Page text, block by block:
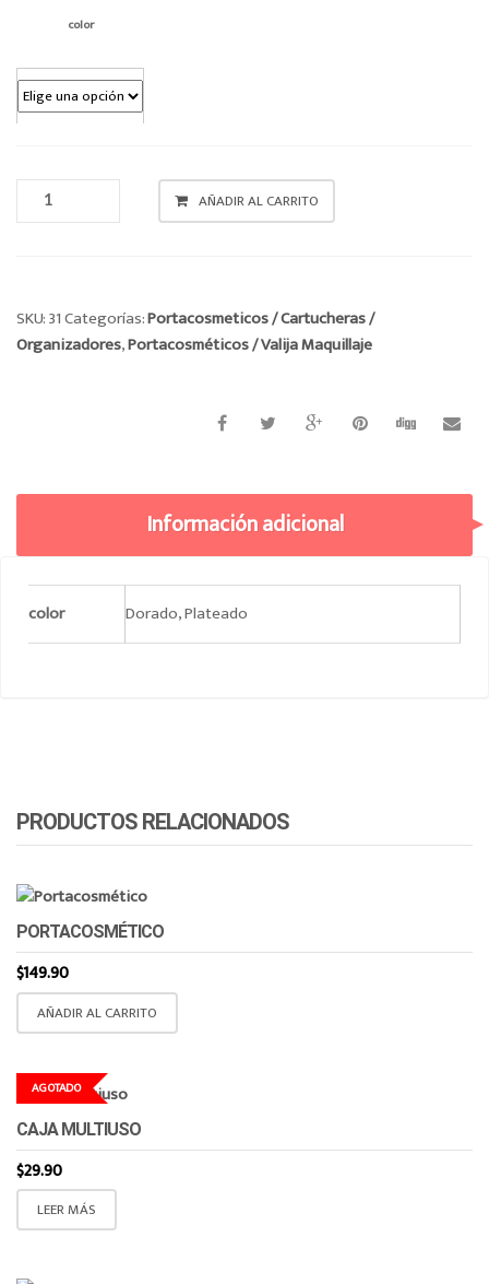
color
PORTACOSMETICO
CANTIDAD
AÑADIR AL CARRITO
SKU:31Categorías:Portacosmeticos / Cartucheras /
Organizadores,Portacosméticos / Valija Maquillaje
Información adicional
color Dorado, Plateado
PRODUCTOS RELACIONADOS
PORTACOSMÉTICO
$149.90
AÑADIR AL CARRITO
AGOTADO
CAJA MULTIUSO
$29.90
LEER MÁS